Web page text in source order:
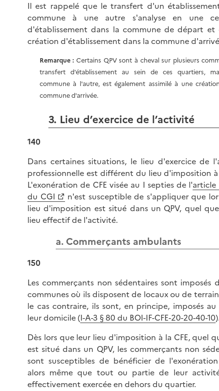
Il est rappelé que le transfert d'un
commune à une autre s'analyse en une
d'établissement dans la commune de départ et
création d'établissement dans la commune
Remarque : Certains QPV sont à cheval sur plusieurs
transfert d'établissement au sein de ces quartiers,
commune à l'autre, est également assimilé à une
commune d'arrivée.
3. Lieu d’exercice de l’activité
140
Dans certaines situations, le lieu d'exercice de
professionnelle est différent du lieu d'imposition à
L'exonération de CFE visée au I septies de l'article
du CGI
n'est susceptible de s'appliquer que
lieu d'imposition est situé dans un QPV, quel
lieu effectif de l'activité.
a. Commerçants ambulants
150
Les commerçants non sédentaires sont imposés
communes où ils disposent de locaux ou de
le cas contraire, ils sont, en principe, imposés
leur domicile (I-A-3 § 80 du BOI-IF-CFE-20-20-40-10
Dès lors que leur lieu d'imposition à la CFE, quel
est situé dans un QPV, les commerçants non
sont susceptibles de bénéficier de
alors même que tout ou partie de leur
effectivement exercée en dehors du quartier.